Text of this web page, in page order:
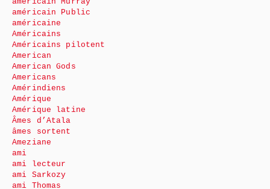
américain Public
américaine
Américains
Américains pilotent
American
American Gods
Americans
Amérindiens
Amérique
Amérique latine
Âmes d’Atala
âmes sortent
Ameziane
ami
ami lecteur
ami Sarkozy
ami Thomas